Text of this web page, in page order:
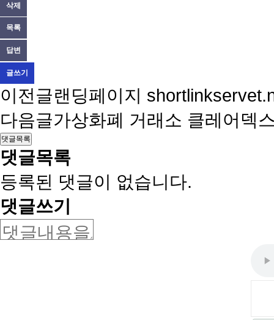
삭제
목록
답변
글쓰기
이전글랜딩페이지
다음글가상화폐 거래소 클레어덱
댓글목록
댓글목록
등록된 댓글이 없습니다.
댓글쓰기